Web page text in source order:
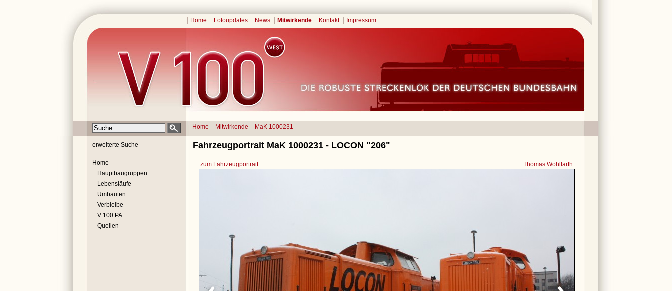
Home Fotoupdates News Mitwirkende Kontakt Impressum
Home Mitwirkende MaK 1000231
erweiterte Suche
Home
Hauptbaugruppen
Lebensläufe
Umbauten
Verbleibe
V 100 PA
Quellen
Fahrzeugportrait MaK 1000231 - LOCON "206"
zum Fahrzeugportrait Thomas Wohlfarth